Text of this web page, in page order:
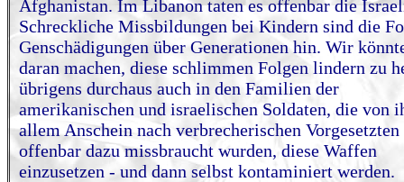
Afghanistan. Im Libanon taten es offenbar die
Schreckliche Missbildungen bei Kindern sind die
Genschädigungen über Generationen hin. Wir
daran machen, diese schlimmen Folgen lindern zu
übrigens durchaus auch in den Familien der
amerikanischen und israelischen Soldaten, die von
allem Anschein nach verbrecherischen Vorgesetzten
offenbar dazu missbraucht wurden, diese Waffen
einzusetzen - und dann selbst kontaminiert werden.